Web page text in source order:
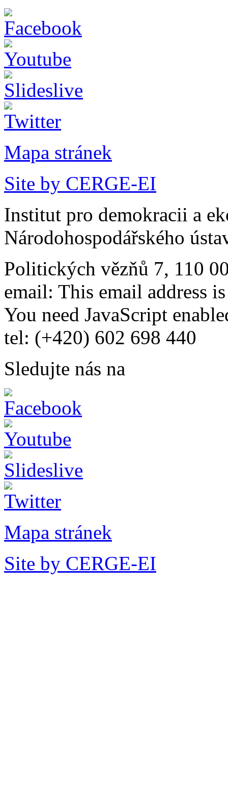
Mapa stránek
Site by CERGE-EI
Institut pro demokracii a
Národohospodářského
Politických vězňů 7, 110
email: This email address
You need JavaScript
tel: (+420) 602 698 440
Sledujte nás na
Mapa stránek
Site by CERGE-EI